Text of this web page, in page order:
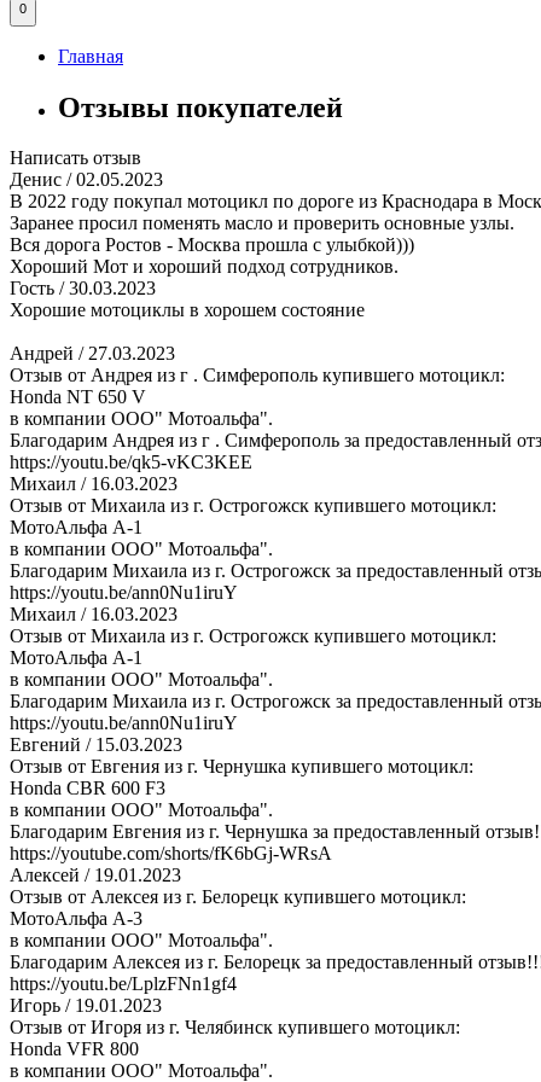
0
Главная
Отзывы покупателей
Написать отзыв
Денис / 02.05.2023
В 2022 году покупал мотоцикл по дороге из Краснодара в
Заранее просил поменять масло и проверить основные узлы.
Вся дорога Ростов - Москва прошла с улыбкой)))
Хороший Мот и хороший подход сотрудников.
Гость / 30.03.2023
Хорошие мотоциклы в хорошем состояние
Андрей / 27.03.2023
Отзыв от Андрея из г . Симферополь купившего мотоцикл:
Honda NT 650 V
в компании ООО" Мотоальфа".
Благодарим Андрея из г . Симферополь за предоставленный
https://youtu.be/qk5-vKC3KEE
Михаил / 16.03.2023
Отзыв от Михаила из г. Острогожск купившего мотоцикл:
МотоАльфа А-1
в компании ООО" Мотоальфа".
Благодарим Михаила из г. Острогожск за предоставленный
https://youtu.be/ann0Nu1iruY
Михаил / 16.03.2023
Отзыв от Михаила из г. Острогожск купившего мотоцикл:
МотоАльфа А-1
в компании ООО" Мотоальфа".
Благодарим Михаила из г. Острогожск за предоставленный
https://youtu.be/ann0Nu1iruY
Евгений / 15.03.2023
Отзыв от Евгения из г. Чернушка купившего мотоцикл:
Honda CBR 600 F3
в компании ООО" Мотоальфа".
Благодарим Евгения из г. Чернушка за предоставленный
https://youtube.com/shorts/fK6bGj-WRsA
Алексей / 19.01.2023
Отзыв от Алексея из г. Белорецк купившего мотоцикл:
МотоАльфа А-3
в компании ООО" Мотоальфа".
Благодарим Алексея из г. Белорецк за предоставленный
https://youtu.be/LplzFNn1gf4
Игорь / 19.01.2023
Отзыв от Игоря из г. Челябинск купившего мотоцикл:
Honda VFR 800
в компании ООО" Мотоальфа".